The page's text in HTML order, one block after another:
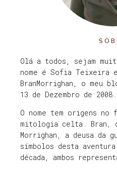
Olá a todos, sejam
nome é Sofia Teixeira
BranMorrighan, o meu
13 de Dezembro de 2008.
O nome tem origens no
mitologia celta. Bran,
Morrighan, a deusa da
símbolos desta aventura
década, ambos